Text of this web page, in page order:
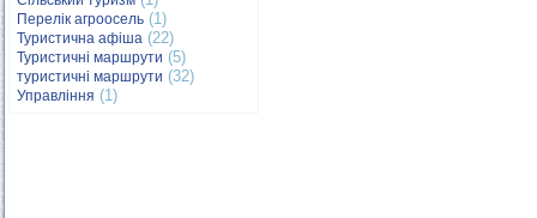
Перелік агроосель (1)
Туристична афіша (22)
Туристичні маршрути (5)
туристичні маршрути (32)
Управління (1)